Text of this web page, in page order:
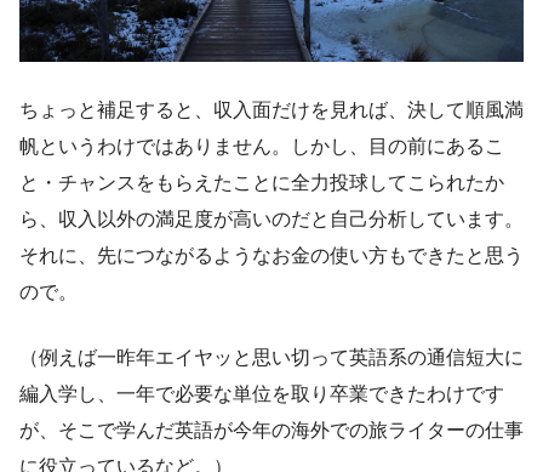
ちょっと補足すると、収入面だけを見れば、決して順風満
帆というわけではありません。しかし、目の前にあるこ
と・チャンスをもらえたことに全力投球してこられたか
ら、収入以外の満足度が高いのだと自己分析しています。
それに、先につながるようなお金の使い方もできたと思う
ので。
（例えば一昨年エイヤッと思い切って英語系の通信短大に
編入学し、一年で必要な単位を取り卒業できたわけです
が、そこで学んだ英語が今年の海外での旅ライターの仕事
に役立っているなど。）